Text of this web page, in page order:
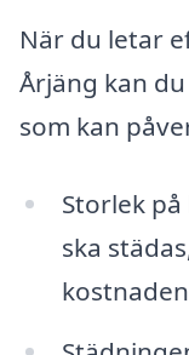
När du letar
Årjäng kan
som kan
Storlek
ska